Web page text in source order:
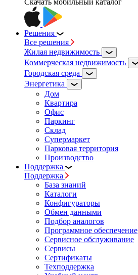
Решения
Все решения
Жилая недвижимость
Коммерческая недвижимость
Городская среда
Энергетика
Дом
Квартира
Офис
Паркинг
Склад
Супермаркет
Парковая территория
Производство
Поддержка
Поддержка
База знаний
Каталоги
Конфигураторы
Обмен данными
Подбор аналогов
Программное обеспечение
Сервисное обслуживание
Сервисы
Сертификаты
Техподдержка